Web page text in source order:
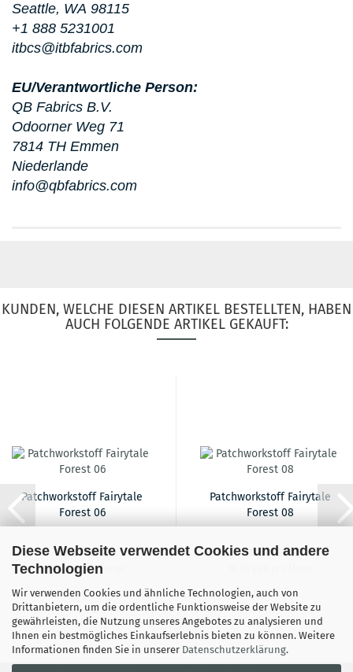
Diese Webseite verwendet Cookies und andere
Technologien
Wir verwenden Cookies und ähnliche Technologien, auch von
Drittanbietern, um die ordentliche Funktionsweise der Website zu
gewährleisten, die Nutzung unseres Angebotes zu analysieren und
Ihnen ein bestmögliches Einkaufserlebnis bieten zu können. Weitere
Informationen finden Sie in unserer Datenschutzerklärung.
Seattle, WA 98115
+1 888 5231001
itbcs@itbfabrics.com
EU/Verantwortliche Person:
QB Fabrics B.V.
Odoorner Weg 71
7814 TH Emmen
Niederlande
info@qbfabrics.com
KUNDEN, WELCHE DIESEN ARTIKEL BESTELLTEN, HABEN
AUCH FOLGENDE ARTIKEL GEKAUFT:
Patchworkstoff Fairytale
Forest 06
18,90 EUR
18,90 EUR pro Meter
Patchworkstoff Fairytale
Forest 08
18,90 EUR